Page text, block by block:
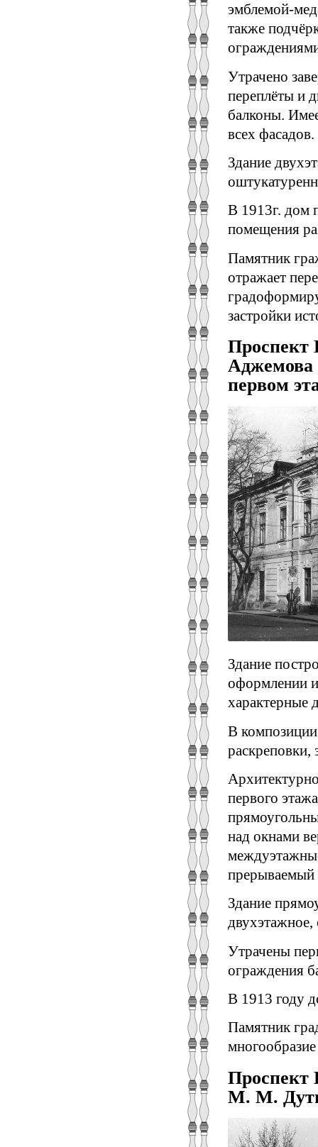
эмблемой-
также
Утрачено
переплёты и
балконы.
всех фасадов.
Здание
В 1913г. дом
помещения
Памятник
отражает
застройки
Проспект
Аджемова
первом
Здание
оформлении
характерные
В
первого
над окнами
прерываемый
Здание
Утрачены
ограждения
В 1913 году
Памятник
Проспект
М. М.